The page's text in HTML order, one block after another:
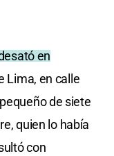
en
Lima, en calle
de siete
quien lo había
con